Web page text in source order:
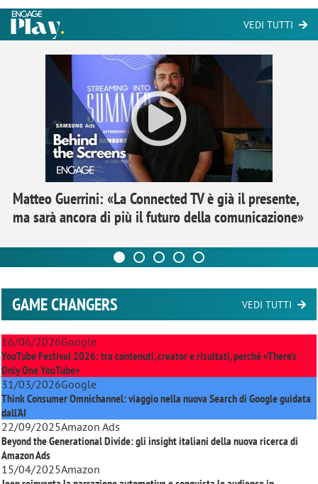
VEDI TUTTI
Matteo Guerrini: «La Connected TV è già il presente,
ma sarà ancora di più il futuro della comunicazione»
GAME CHANGERS VEDI TUTTI
16/06/2026Google
YouTube Festival 2026: tra contenuti, creator e risultati, perché «There’s
Only One YouTube»
31/03/2026Google
Think Consumer Omnichannel: viaggio nella nuova Search di Google guidata
dall'AI
22/09/2025Amazon Ads
Beyond the Generational Divide: gli insight italiani della nuova ricerca di
Amazon Ads
15/04/2025Amazon